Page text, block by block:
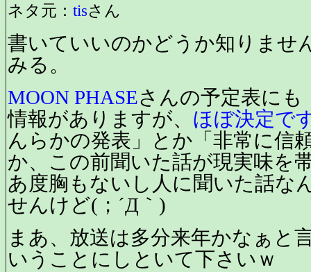
ネタ元： tisさん
書いていいのかどうか知りませ
みる。
MOON PHASEさんの予定表にも
情報がありますが、 ほぼ決定で
んらかの発表」とか「非常に信
か、この前聞いた話が現実味
あ度胸もないし人に聞いた話な
せんけど(；´Д｀)
まあ、放送は多分来年かなぁと
いうことにしといて下さいｗ